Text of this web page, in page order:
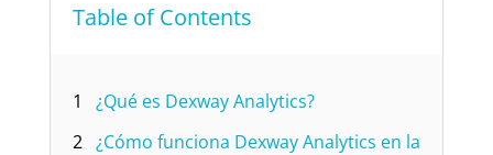
Table of Contents
1
¿Qué es Dexway Analytics?
2 ¿Cómo funciona Dexway Analytics en la